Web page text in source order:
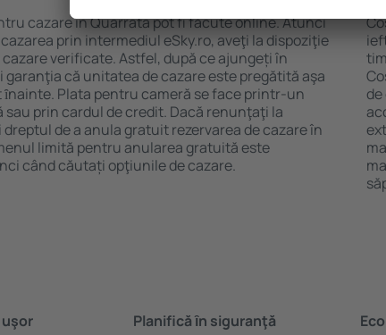
cazare în Quarrata pot fi făcute online. Atunci
prin intermediul eSky.ro, aveţi la dispoziţie
verificate. Astfel, după ce ajungeți în
garanţia că unitatea de cazare este pregătită aşa
Plata pentru cameră se face printr-un
sau prin cardul de credit. Dacă renunţaţi la
de a anula gratuit rezervarea de cazare în
limită pentru anularea gratuită este
când căutați opţiunile de cazare.
Planifică ȋn siguranţă